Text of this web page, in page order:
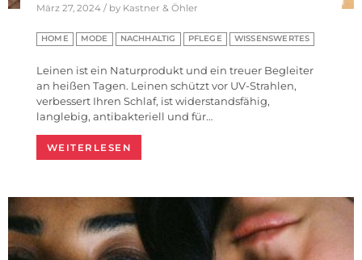
März 27, 2024 / by Kastner & Öhler
HOME MODE NACHHALTIG PFLEGE WISSENSWERTES
Leinen ist ein Naturprodukt und ein treuer Begleiter
an heißen Tagen. Leinen schützt vor UV-Strahlen,
verbessert Ihren Schlaf, ist widerstandsfähig,
langlebig, antibakteriell und für…
WEITERLESEN